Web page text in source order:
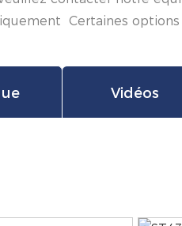
Certaines
Vidéos